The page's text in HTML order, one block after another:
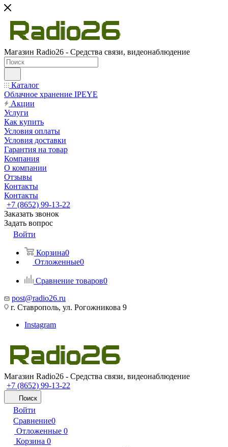
Магазин Radio26 - Средства связи, видеонаблюдение
Каталог
Облачное хранение IPEYE
Акции
Услуги
Как купить
Условия оплаты
Условия доставки
Гарантия на товар
Компания
О компании
Отзывы
Контакты
Контакты
+7 (8652) 99-13-22
Заказать звонок
Задать вопрос
Войти
Корзина0
Отложенные0
Сравнение товаров0
post@radio26.ru
г. Ставрополь, ул. Рогожникова 9
Instagram
Магазин Radio26 - Средства связи, видеонаблюдение
+7 (8652) 99-13-22
Поиск
Войти
Сравнение0
Отложенные 0
Корзина 0